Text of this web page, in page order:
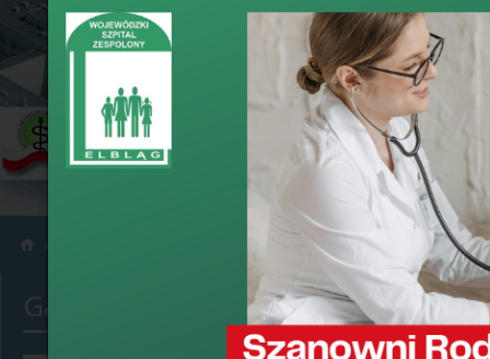
Miej haka na czerniaka
Galerie zdjęć Miej haka